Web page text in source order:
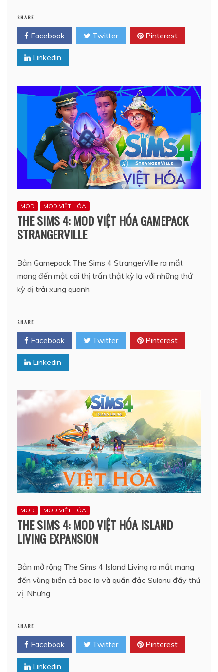
SHARE
Facebook Twitter Pinterest
Linkedin
MOD MOD VIỆT HÓA
THE SIMS 4: MOD VIỆT HÓA GAMEPACK
STRANGERVILLE
Bản Gamepack The Sims 4 StrangerVille ra mắt
mang đến một cái thị trấn thật kỳ lạ với những thứ
kỳ dị trải xung quanh
SHARE
Facebook Twitter Pinterest
Linkedin
MOD MOD VIỆT HÓA
THE SIMS 4: MOD VIỆT HÓA ISLAND
LIVING EXPANSION
Bản mở rộng The Sims 4 Island Living ra mắt mang
đến vùng biển cả bao la và quần đảo Sulanu đầy thú
vị. Nhưng
SHARE
Facebook Twitter Pinterest
Linkedin